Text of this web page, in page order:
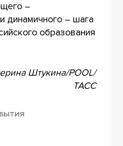
–
динамичного – шага
образования
Штукина/POOL/
ТАСС